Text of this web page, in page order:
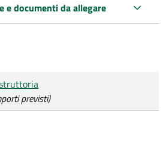
e documenti da allegare
previsti)